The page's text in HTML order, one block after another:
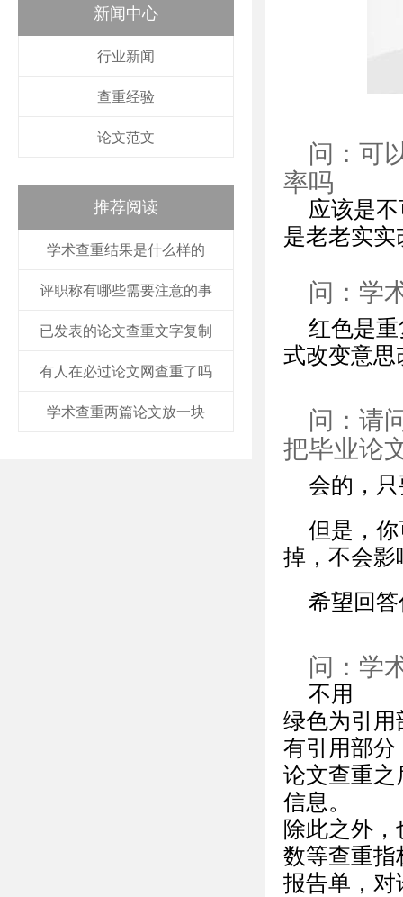
新闻中心
行业新闻
查重经验
论文范文
推荐阅读
学术查重结果是什么样的
评职称有哪些需要注意的事
已发表的论文查重文字复制
有人在必过论文网查重了吗
学术查重两篇论文放一块
问：可
率吗
应该是
是老老实
问：学
红色是
式改变意思
问：请
把毕业论
会的，
但是，
掉，不会影
希望回
问：学
不用
绿色为引用
有引用部分
论文查重之
信息。
除此之外
数等查重指
报告单，对